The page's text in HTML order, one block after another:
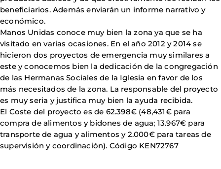
beneficiarios. Además enviarán un informe narrativo y
económico.
Manos Unidas conoce muy bien la zona ya que se ha
visitado en varias ocasiones. En el año 2012 y 2014 se
hicieron dos proyectos de emergencia muy similares a
este y conocemos bien la dedicación de la congregación
de las Hermanas Sociales de la Iglesia en favor de los
más necesitados de la zona. La responsable del proyecto
es muy seria y justifica muy bien la ayuda recibida.
El Coste del proyecto es de 62.398€ (48,431€ para
compra de alimentos y bidones de agua; 13.967€ para
transporte de agua y alimentos y 2.000€ para tareas de
supervisión y coordinación). Código KEN72767